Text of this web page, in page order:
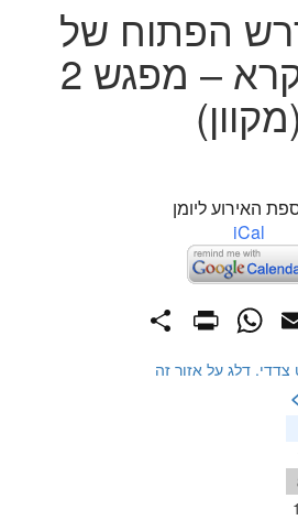
הפתוח של
החוג למקרא – מפגש 2
האירוע ליומן
iCal
Email
WhatsApp
דלג על אזור זה